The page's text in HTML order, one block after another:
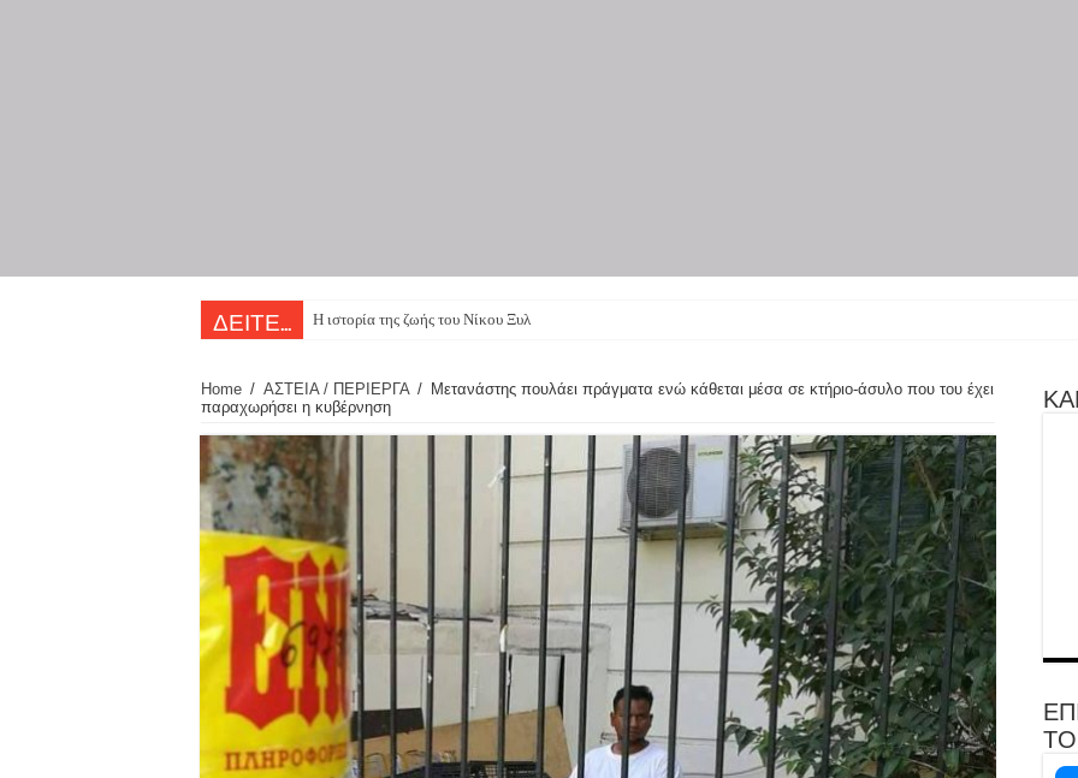
ΔΕΙΤΕ... Η ιστορία της ζωής του Νίκου Ξυλούρη γίνεται θεα
Home / ΑΣΤΕΙΑ / ΠΕΡΙΕΡΓΑ / Μετανάστης πουλάει πράγματα ενώ κάθεται μέσα σε κτήριο-άσυλο που του έχει
παραχωρήσει η κυβέρνηση
ΤΟ